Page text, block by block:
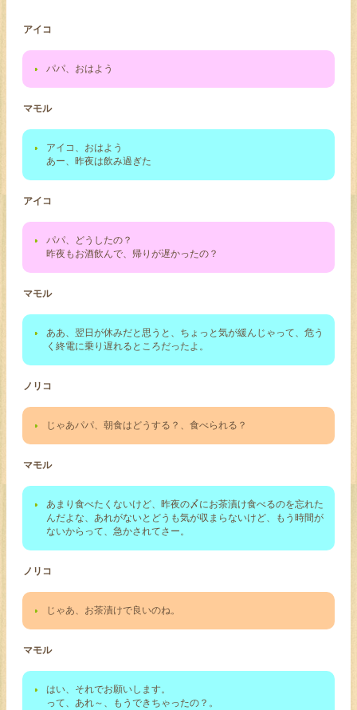
アイコ
パパ、おはよう
マモル
アイコ、おはよう
あー、昨夜は飲み過ぎた
アイコ
パパ、どうしたの？
昨夜もお酒飲んで、帰りが遅かったの？
マモル
ああ、翌日が休みだと思うと、ちょっと気が緩んじゃって、危う
く終電に乗り遅れるところだったよ。
ノリコ
じゃあパパ、朝食はどうする？、食べられる？
マモル
あまり食べたくないけど、昨夜の〆にお茶漬け食べるのを忘れた
んだよな、あれがないとどうも気が収まらないけど、もう時間が
ないからって、急かされてさー。
ノリコ
じゃあ、お茶漬けで良いのね。
マモル
はい、それでお願いします。
って、あれ～、もうできちゃったの？。